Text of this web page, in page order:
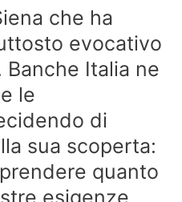
che ha
evocativo
Banche Italia ne
le
di
sua scoperta:
quanto